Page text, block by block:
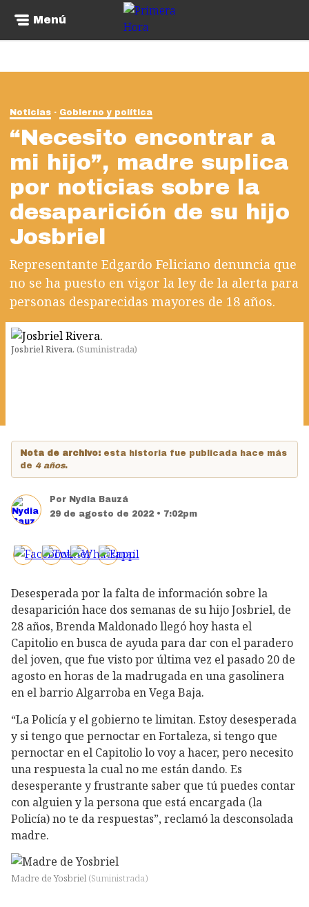
Menú
Noticias Gobierno y política
“Necesito encontrar a
mi hijo”, madre suplica
por noticias sobre la
desaparición de su hijo
Josbriel
Representante Edgardo Feliciano denuncia que
no se ha puesto en vigor la ley de la alerta para
personas desparecidas mayores de 18 años.
Josbriel Rivera. (Suministrada)
Nota de archivo: esta historia fue publicada hace más
de 4 años.
Por Nydia Bauzá
29 de agosto de 2022 • 7:02pm
Desesperada por la falta de información sobre la
desaparición hace dos semanas de su hijo Josbriel, de
28 años, Brenda Maldonado llegó hoy hasta el
Capitolio en busca de ayuda para dar con el paradero
del joven, que fue visto por última vez el pasado 20 de
agosto en horas de la madrugada en una gasolinera
en el barrio Algarroba en Vega Baja.
“La Policía y el gobierno te limitan. Estoy desesperada
y si tengo que pernoctar en Fortaleza, si tengo que
pernoctar en el Capitolio lo voy a hacer, pero necesito
una respuesta la cual no me están dando. Es
desesperante y frustrante saber que tú puedes contar
con alguien y la persona que está encargada (la
Policía) no te da respuestas”, reclamó la desconsolada
madre.
Madre de Yosbriel (Suministrada)